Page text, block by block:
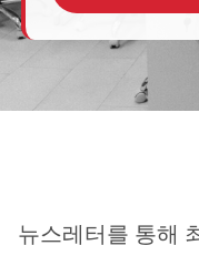
뉴스레터를 통해